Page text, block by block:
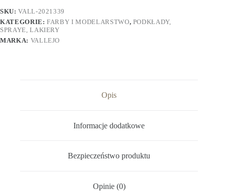
SKU:VALL-2021339
KATEGORIE:FARBY I MODELARSTWO, PODKŁADY,
SPRAYE, LAKIERY
MARKA: VALLEJO
Opis
Informacje dodatkowe
Bezpieczeństwo produktu
Opinie (0)